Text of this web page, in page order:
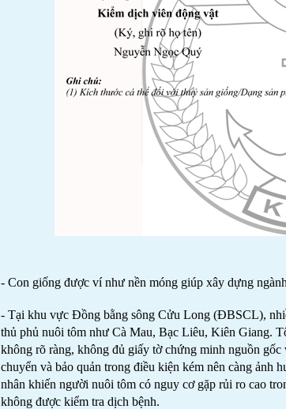
- Con giống được ví như nền móng giúp xây dựng
- Tại khu vực Đồng bằng sông Cửu Long (ĐBSCL),
thủ phủ nuôi tôm như Cà Mau, Bạc Liêu, Kiên Giang.
không rõ ràng, không đủ giấy tờ chứng minh nguồn
chuyển và bảo quản trong điều kiện kém nên càng ảnh
nhân khiến người nuôi tôm có nguy cơ gặp rủi ro cao
không được kiểm tra dịch bệnh.